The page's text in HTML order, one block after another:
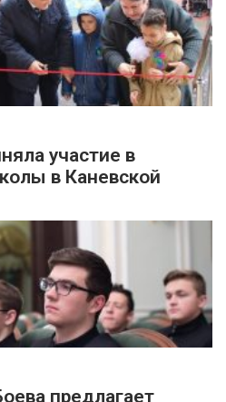
участие в
в Каневской
предлагает